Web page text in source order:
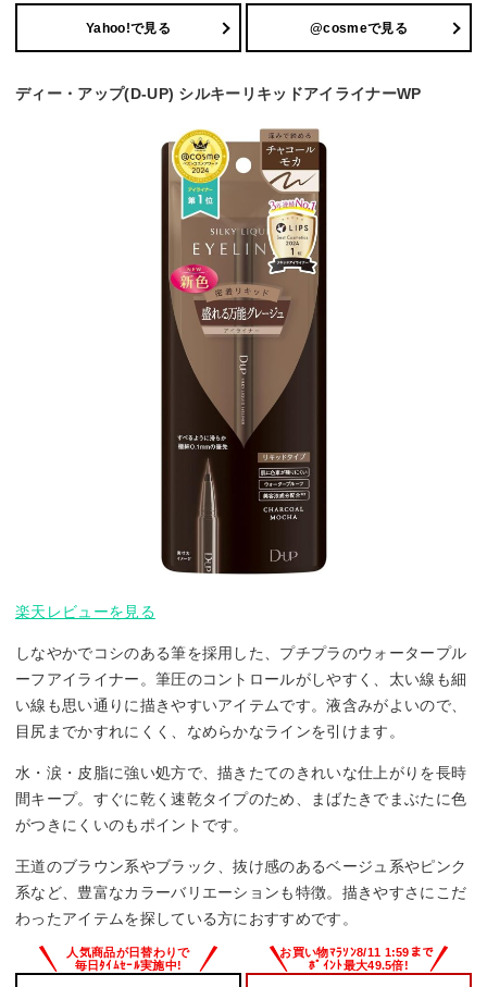
Yahoo!で見る @cosmeで見る
ディー・アップ(D-UP) シルキーリキッドアイライナーWP
楽天レビューを見る
しなやかでコシのある筆を採用した、プチプラのウォータープル
ーフアイライナー。筆圧のコントロールがしやすく、太い線も細
い線も思い通りに描きやすいアイテムです。液含みがよいので、
目尻までかすれにくく、なめらかなラインを引けます。
水・涙・皮脂に強い処方で、描きたてのきれいな仕上がりを長時
間キープ。すぐに乾く速乾タイプのため、まばたきでまぶたに色
がつきにくいのもポイントです。
王道のブラウン系やブラック、抜け感のあるベージュ系やピンク
系など、豊富なカラーバリエーションも特徴。描きやすさにこだ
わったアイテムを探している方におすすめです。